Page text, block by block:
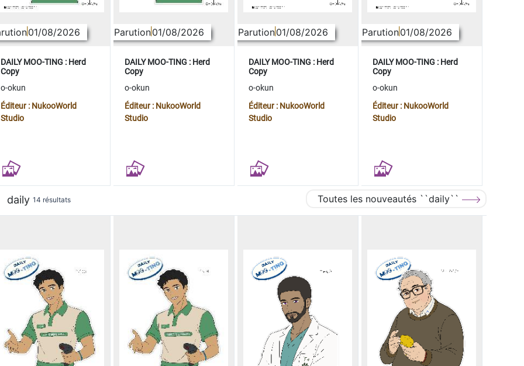
01/08/2026
DAILY MOO-TING : Herd
Copy
o-okun
Éditeur : NukooWorld
Studio
Parution01/08/2026
DAILY MOO-TING : Herd
Copy
o-okun
Éditeur : NukooWorld
Studio
Parution01/08/2026
DAILY MOO-TING : Herd
Copy
o-okun
Éditeur : NukooWorld
Studio
Parution01/08/2026
DAILY MOO-TING : Herd
Copy
o-okun
Éditeur : NukooWorld
Studio
daily 14 résultats Toutes les nouveautés ``daily``